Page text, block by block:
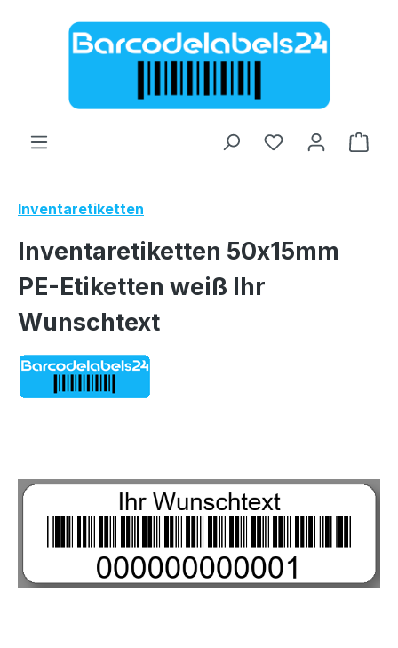
Zum Hauptinhalt springen
Inventaretiketten
Inventaretiketten 50x15mm
PE-Etiketten weiß Ihr
Wunschtext